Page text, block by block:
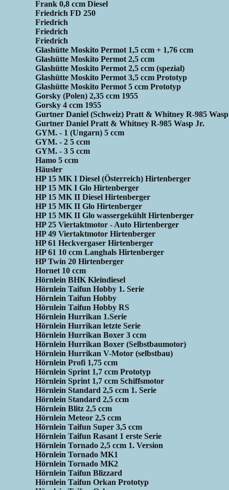
Frank 0,8 ccm Diesel
Friedrich FD 250
Friedrich
Friedrich
Friedrich
Glashütte Moskito Permot 1,5 ccm + 1,76 ccm
Glashütte Moskito Permot 2,5 ccm
Glashütte Moskito Permot 2,5 ccm (spezial)
Glashütte Moskito Permot 3,5 ccm Prototyp
Glashütte Moskito Permot 5 ccm Prototyp
Gorsky (Polen) 2,35 ccm 1955
Gorsky 4 ccm 1955
Gurtner Daniel (Schweiz) Pratt & Whitney R-985
Gurtner Daniel Pratt & Whitney R-985 Wasp Jr.
GYM. - 1 (Ungarn) 5 ccm
GYM. - 2 5 ccm
GYM. - 3 5 ccm
Hamo 5 ccm
Häusler
HP 15 MK I Diesel (Österreich) Hirtenberger
HP 15 MK I Glo Hirtenberger
HP 15 MK II Diesel Hirtenberger
HP 15 MK II Glo Hirtenberger
HP 15 MK II Glo wassergekühlt Hirtenberger
HP 25 Viertaktmotor - Auto Hirtenberger
HP 49 Viertaktmotor Hirtenberger
HP 61 Heckvergaser Hirtenberger
HP 61 10 ccm Langhals Hirtenberger
HP Twin 20 Hirtenberger
Hornet 10 ccm
Hörnlein BHK Kleindiesel
Hörnlein Taifun Hobby 1. Serie
Hörnlein Taifun Hobby
Hörnlein Taifun Hobby RS
Hörnlein Hurrikan 1.Serie
Hörnlein Hurrikan letzte Serie
Hörnlein Hurrikan Boxer 3 ccm
Hörnlein Hurrikan Boxer (Selbstbaumotor)
Hörnlein Hurrikan V-Motor (selbstbau)
Hörnlein Profi 1,75 ccm
Hörnlein Sprint 1,7 ccm Prototyp
Hörnlein Sprint 1,7 ccm Schiffsmotor
Hörnlein Standard 2,5 ccm 1. Serie
Hörnlein Standard 2,5 ccm
Hörnlein Blitz 2,5 ccm
Hörnlein Meteor 2,5 ccm
Hörnlein Taifun Super 3,5 ccm
Hörnlein Taifun Rasant 1 erste Serie
Hörnlein Tornado 2,5 ccm 1. Version
Hörnlein Tornado MK1
Hörnlein Tornado MK2
Hörnlein Taifun Blizzard
Hörnlein Taifun Orkan Prototyp